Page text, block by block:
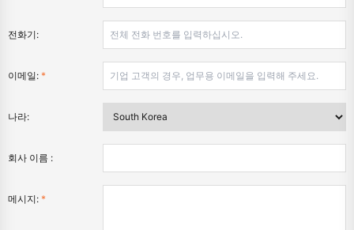
전화기:
이메일: *
나라:
회사 이름 :
메시지: *